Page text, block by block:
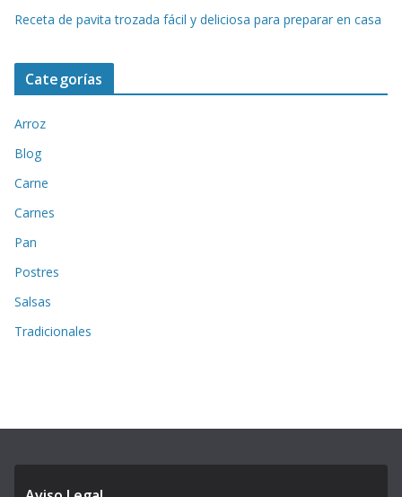
Receta de pavita trozada fácil y deliciosa para preparar en casa
Categorías
Arroz
Blog
Carne
Carnes
Pan
Postres
Salsas
Tradicionales